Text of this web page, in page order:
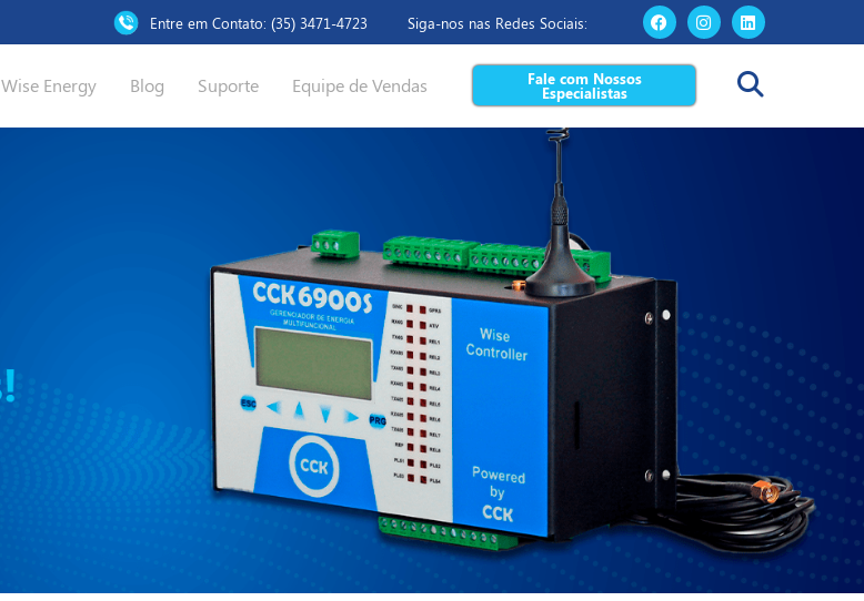
Entre em Contato: (35) 3471-4723 Siga-nos nas Redes Sociais:
Wise Energy Blog Suporte Equipe de Vendas Fale com Nossos
Especialistas